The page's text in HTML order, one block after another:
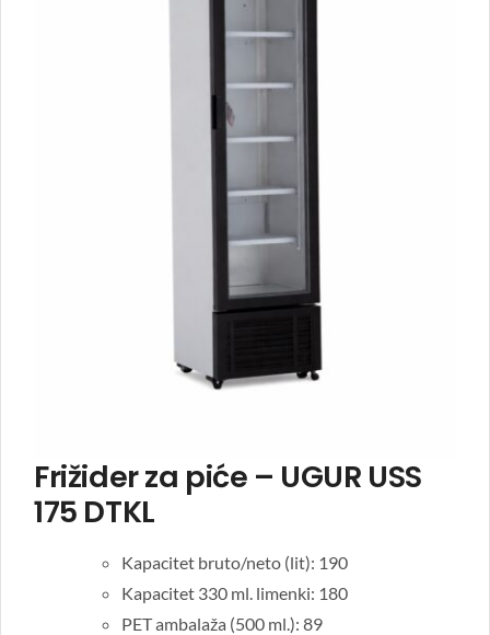
Frižider za piće – UGUR USS
175 DTKL
Kapacitet bruto/neto (lit): 190
Kapacitet 330 ml. limenki: 180
PET ambalaža (500 ml.): 89